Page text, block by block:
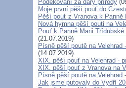
Poděkování za dary přírody
Moje první pěší pouť do
Pěší pouť z Vranova k Panně
Nová hymna pěší pouti na
Pouť k Panně Marii
(21.07.2019)
Písně pěší poutě na
(14.07.2019)
XIX. pěší pouť na Velehrad -
XIX. pěší pouť z Vranova na
Písně pěší poutě na Velehrad
Jak jsme putovaly do Vydří